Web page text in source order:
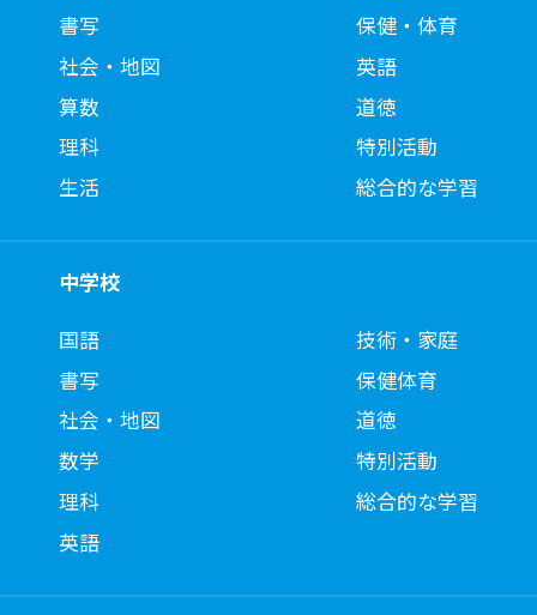
書写
社会・地図
算数
理科
生活
保健・体育
英語
道徳
特別活動
総合的な学習
中学校
国語
書写
社会・地図
数学
理科
英語
技術・家庭
保健体育
道徳
特別活動
総合的な学習